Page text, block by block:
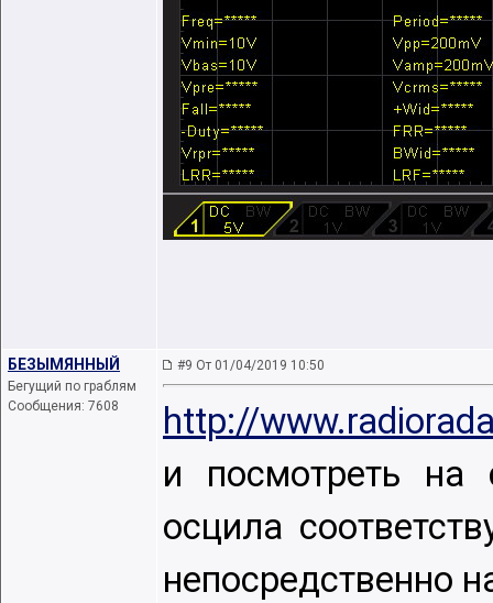
БЕЗЫМЯННЫЙ
Бегущий по граблям
Сообщения: 7608
#9 От 01/04/2019 10:50
http://
и посмотреть на
осцила
непосредственно